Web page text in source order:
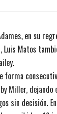
en su
Matos
forma
Miller,
sin decisión.